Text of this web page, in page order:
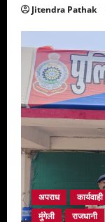
Jitendra Pathak
अपराध कार्यवाही
मुंगेली
राजधानी